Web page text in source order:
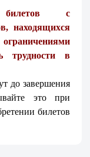
билетов с
находящихся
трудности в
до завершения
это при
билетов